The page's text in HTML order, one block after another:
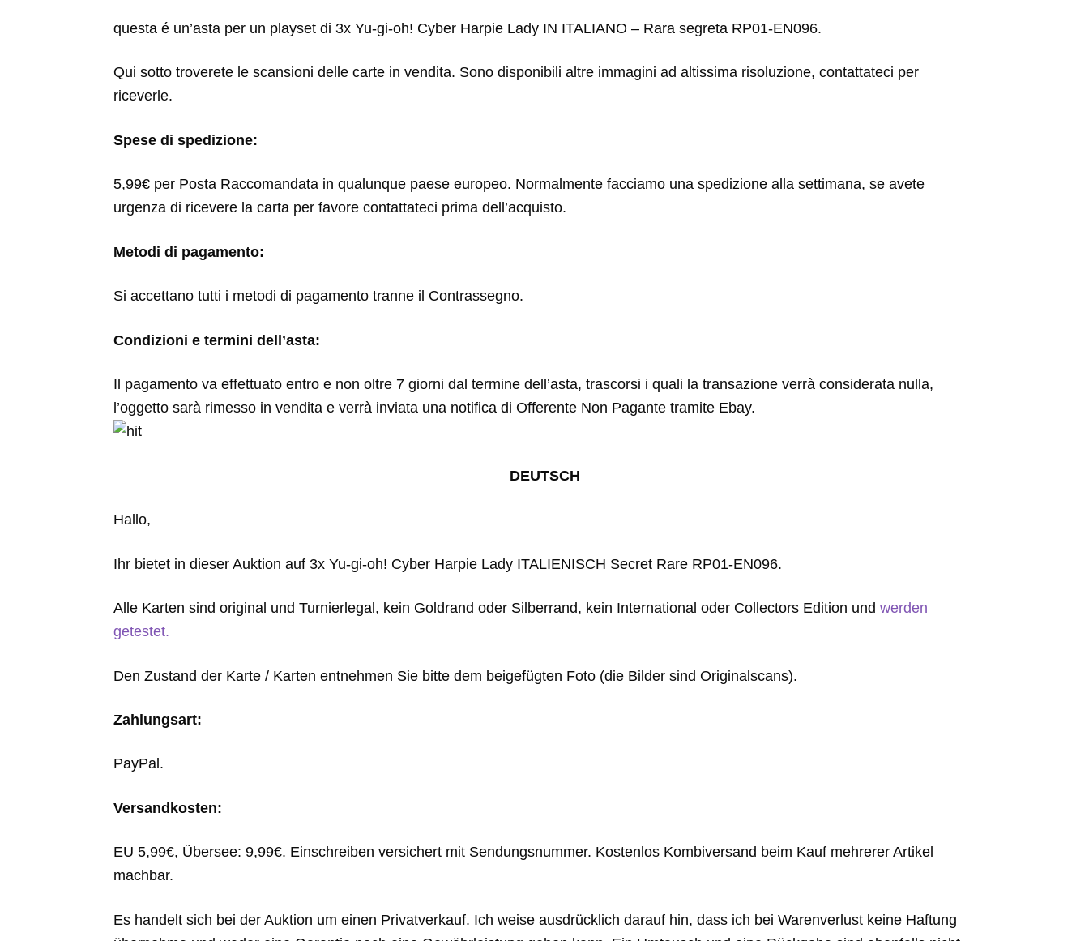
questa é un’asta per un playset di 3x Yu-gi-oh! Cyber Harpie Lady IN ITALIANO – Rara segreta RP01-EN096.
Qui sotto troverete le scansioni delle carte in vendita. Sono disponibili altre immagini ad altissima risoluzione, contattateci per
riceverle.
Spese di spedizione:
5,99€ per Posta Raccomandata in qualunque paese europeo. Normalmente facciamo una spedizione alla settimana, se avete
urgenza di ricevere la carta per favore contattateci prima dell’acquisto.
Metodi di pagamento:
Si accettano tutti i metodi di pagamento tranne il Contrassegno.
Condizioni e termini dell’asta:
Il pagamento va effettuato entro e non oltre 7 giorni dal termine dell’asta, trascorsi i quali la transazione verrà considerata nulla,
l’oggetto sarà rimesso in vendita e verrà inviata una notifica di Offerente Non Pagante tramite Ebay.
DEUTSCH
Hallo,
Ihr bietet in dieser Auktion auf 3x Yu-gi-oh! Cyber Harpie Lady ITALIENISCH Secret Rare RP01-EN096.
Alle Karten sind original und Turnierlegal, kein Goldrand oder Silberrand, kein International oder Collectors Edition undwerden
getestet.
Den Zustand der Karte / Karten entnehmen Sie bitte dem beigefügten Foto (die Bilder sind Originalscans).
Zahlungsart:
PayPal.
Versandkosten:
EU 5,99€, Übersee: 9,99€. Einschreiben versichert mit Sendungsnummer. Kostenlos Kombiversand beim Kauf mehrerer Artikel
machbar.
Es handelt sich bei der Auktion um einen Privatverkauf. Ich weise ausdrücklich darauf hin, dass ich bei Warenverlust keine Haftung